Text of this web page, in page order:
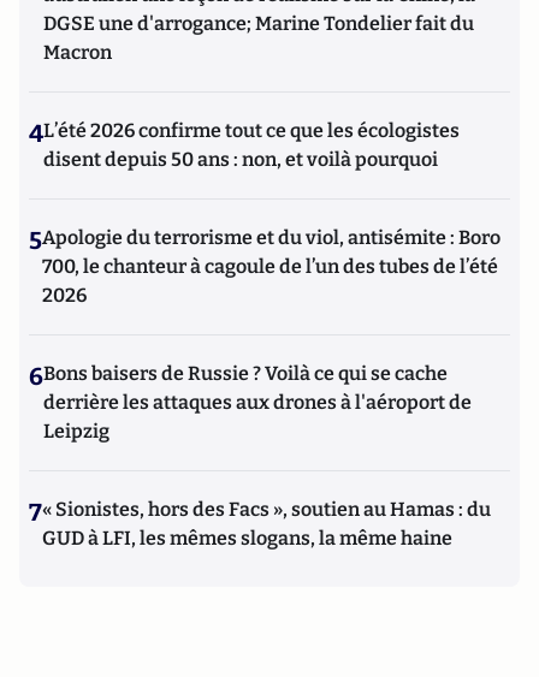
DGSE une d'arrogance; Marine Tondelier fait du
Macron
4L’été 2026 confirme tout ce que les écologistes
disent depuis 50 ans : non, et voilà pourquoi
5Apologie du terrorisme et du viol, antisémite : Boro
700, le chanteur à cagoule de l’un des tubes de l’été
2026
6Bons baisers de Russie ? Voilà ce qui se cache
derrière les attaques aux drones à l'aéroport de
Leipzig
7« Sionistes, hors des Facs », soutien au Hamas : du
GUD à LFI, les mêmes slogans, la même haine